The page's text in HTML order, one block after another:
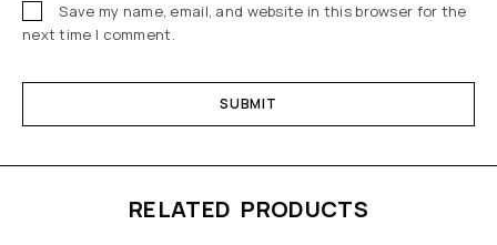
Save my name, email, and website in this browser for the
next time I comment.
RELATED PRODUCTS